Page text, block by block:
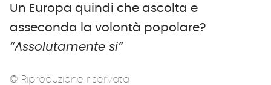
Un Europa quindi che ascolta e
asseconda la volontà popolare?
“Assolutamente si”
© Riproduzione riservata